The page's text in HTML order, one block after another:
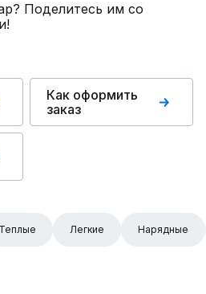
Поделитесь им со
Как оформить
заказ
Теплые Легкие Нарядные